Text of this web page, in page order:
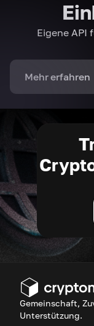
Eigene API
Mehr erfahren
Gemeinschaft,
Unterstützung.